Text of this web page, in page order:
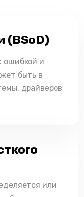
(BSoD)
ошибкой и
быть в
драйверов
или